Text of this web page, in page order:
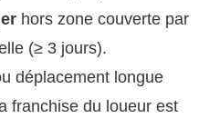
hors zone couverte par
(≥ 3 jours).
déplacement longue
franchise du loueur est